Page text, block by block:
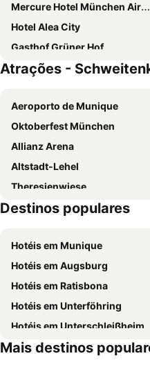
Mercure Hotel München Airport Freising
Hotel Alea City
Gasthof Grüner Hof
KH Hotel
Atrações -
Aeroporto de Munique
Oktoberfest München
Allianz Arena
Altstadt-Lehel
Theresienwiese
Train Station Munich-east
Bavaria
Ostbahnhof Metro Station
Parque Olímpico de Munique
Kloster Scheyern
Dombergmuseum
Ampertal
Destinos populares
Hotéis em Munique
Hotéis em Augsburg
Hotéis em Ratisbona
Hotéis em Unterföhring
Hotéis em Unterschleißheim
Mais destinos